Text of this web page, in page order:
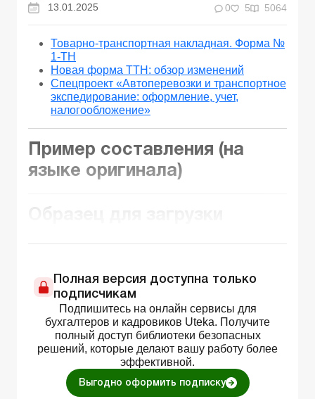
13.01.2025
0 5 5064
Товарно-транспортная накладная. Форма №
1-ТН
Новая форма ТТН: обзор изменений
Спецпроект «Автоперевозки и транспортное
экспедирование: оформление, учет,
налогообложение»
Пример составления (на
языке оригинала)
Полная версия доступна только
подписчикам
Подпишитесь на онлайн сервисы для
бухгалтеров и кадровиков Uteka. Получите
полный доступ библиотеки безопасных
решений, которые делают вашу работу более
эффективной.
Выгодно оформить подписку